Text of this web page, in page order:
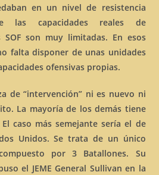
en un nivel de resistencia
capacidades reales de
son muy limitadas. En esos
falta disponer de unas unidades
ofensivas propias.
de “intervención” ni es nuevo ni
La mayoría de los demás tiene
caso más semejante sería el de
Unidos. Se trata de un único
por 3 Batallones. Su
el JEME General Sullivan en la